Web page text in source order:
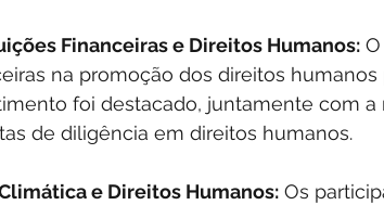
Financeiras e Direitos Humanos:
na promoção dos direitos
foi destacado, juntamente com a
de diligência em direitos humanos.
e Direitos Humanos: Os